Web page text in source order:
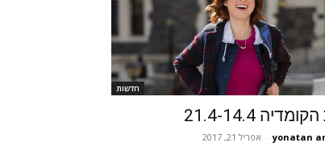
חדשות
21.4-14.4
yonatan
- אפריל 21, 2017